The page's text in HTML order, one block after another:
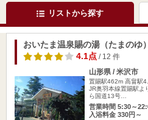
リストから探す
おいたま温泉賜の湯（たまのゆ）
4.1点/ 12 件
山形県 / 米沢市
置賜駅462m 高畠駅
JR奥羽本線置賜駅よ
ら国道13号…
営業時間 5:30～
入浴料金 330円～